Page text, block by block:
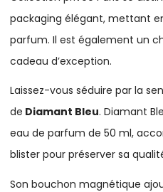
packaging élégant, mettant
parfum. Il est également un
cadeau d’exception.
Laissez-vous séduire par la
de Diamant Bleu. Diamant
eau de parfum de 50 ml,
blister pour préserver sa
Son bouchon magnétique